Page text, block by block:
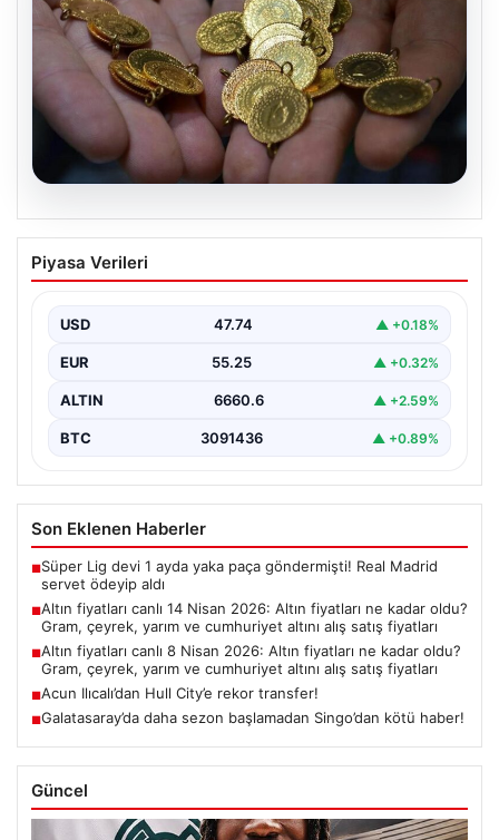
06.08.2026
Altın fiyatları canlı 14 Nisan 2026: Altın
fiyatları ne kadar oldu? Gram, çeyrek,
fiyatları
Piyasa Verileri
USD 47.74 ▲ +0.18%
EUR 55.25 ▲ +0.32%
ALTIN 6660.6 ▲ +2.59%
BTC 3091436 ▲ +0.89%
Son Eklenen Haberler
■Süper Lig devi 1 ayda yaka paça göndermişti! Real Madrid
servet ödeyip aldı
■Altın fiyatları canlı 14 Nisan 2026: Altın fiyatları ne kadar oldu?
Gram, çeyrek, yarım ve cumhuriyet altını alış satış fiyatları
■Altın fiyatları canlı 8 Nisan 2026: Altın fiyatları ne kadar oldu?
Gram, çeyrek, yarım ve cumhuriyet altını alış satış fiyatları
■Acun Ilıcalı’dan Hull City’e rekor transfer!
■Galatasaray’da daha sezon başlamadan Singo’dan kötü haber!
Güncel